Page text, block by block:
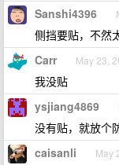
Sanshi4396
侧挡要贴，不然
Carr May 23,
我没贴
ysjiang4869
没有贴，就放个
caisanli May